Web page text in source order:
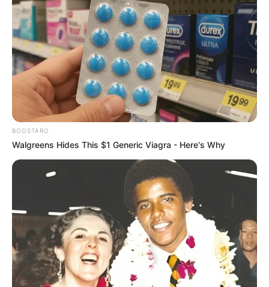
Ambyar! 10 Kalimat Baper
Pakai Bahasa Jawa Ini Bikin
Galau Abis
Fail! 10 Potret Makanan Gagal
Dimasak yang Bikin Kamu
Nggak Selera
BOOSTARO
Walgreens Hides This $1 Generic Viagra - Here's Why